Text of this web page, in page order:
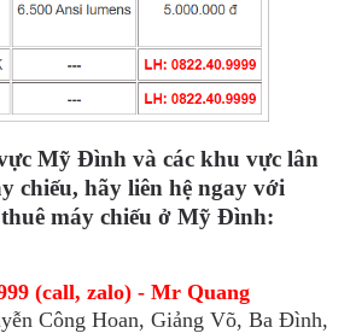
Mỹ Đình và các khu vực lân
chiếu, hãy liên hệ ngay với
máy chiếu ở Mỹ Đình:
(call, zalo) - Mr Quang
Công Hoan, Giảng Võ, Ba Đình,